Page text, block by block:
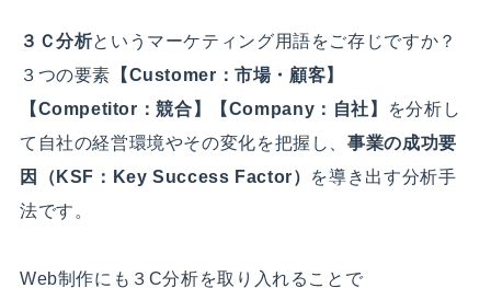
３Ｃ分析というマーケティング用語をご存じですか？
３つの要素 【Customer：市場・顧客】
【Competitor：競合】【Company：自社】
を分析し
て自社の経営環境やその変化を把握し、事業の成功要
因（KSF：Key Success Factor） を導き出す分析手
法です。
Web制作にも３C分析を取り入れることで